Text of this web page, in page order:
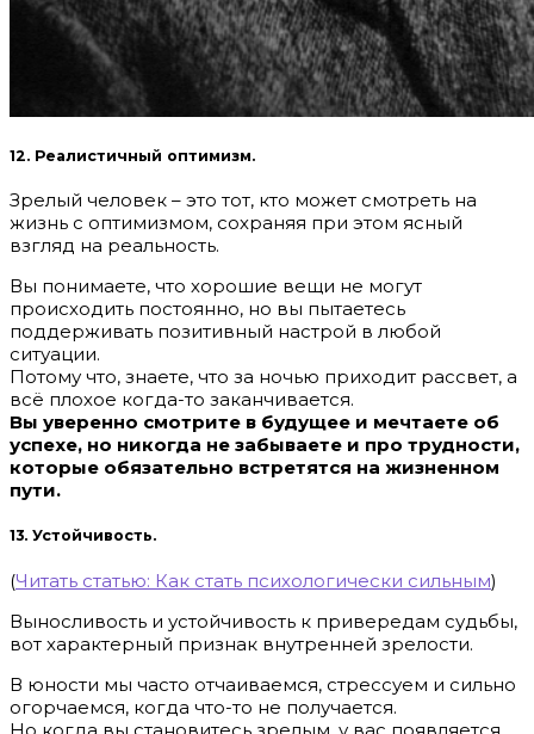
12. Реалистичный оптимизм.
Зрелый человек – это тот, кто может смотреть на
жизнь с оптимизмом, сохраняя при этом ясный
взгляд на реальность.
Вы понимаете, что хорошие вещи не могут
происходить постоянно, но вы пытаетесь
поддерживать позитивный настрой в любой
ситуации.
Потому что, знаете, что за ночью приходит рассвет, а
всё плохое когда-то заканчивается.
Вы уверенно смотрите в будущее и мечтаете об
успехе, но никогда не забываете и про трудности,
которые обязательно встретятся на жизненном
пути.
13. Устойчивость.
(Читать статью: Как стать психологически сильным)
Выносливость и устойчивость к привередам судьбы,
вот характерный признак внутренней зрелости.
В юности мы часто отчаиваемся, стрессуем и сильно
огорчаемся, когда что-то не получается.